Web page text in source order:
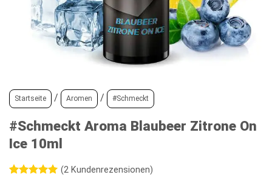
Startseite / Aromen / #Schmeckt
#Schmeckt Aroma Blaubeer Zitrone On
Ice 10ml
(2Kundenrezensionen)